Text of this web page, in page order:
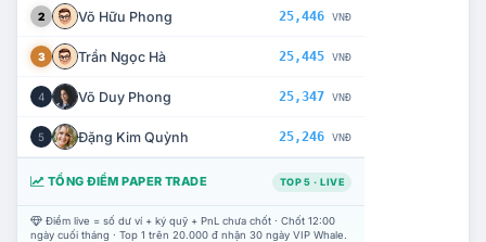
2 Võ Hữu Phong 25,446 VNĐ
3 Trần Ngọc Hà 25,445 VNĐ
4 Võ Duy Phong 25,347 VNĐ
5 Đặng Kim Quỳnh 25,246 VNĐ
TỔNG ĐIỂM PAPER TRADE TOP 5 · LIVE
Điểm live = số dư ví + ký quỹ + PnL chưa chốt · Chốt 12:00
ngày cuối tháng · Top 1 trên 20.000 đ nhận 30 ngày VIP Whale.